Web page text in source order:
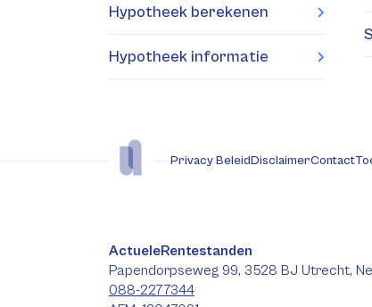
Hypotheek berekenen
Hypotheek informatie
Privacy BeleidDisclaimerContact
ActueleRentestanden
Papendorpseweg 99, 3528 BJ Utrecht,
088-2277344